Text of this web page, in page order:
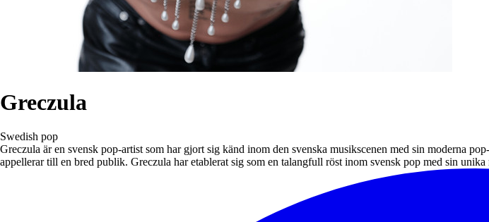
Greczula
Swedish pop
Greczula är en svensk pop-artist som har gjort sig känd inom den svenska musikscenen med sin moderna
appellerar till en bred publik. Greczula har etablerat sig som en talangfull röst inom svensk pop med sin unika